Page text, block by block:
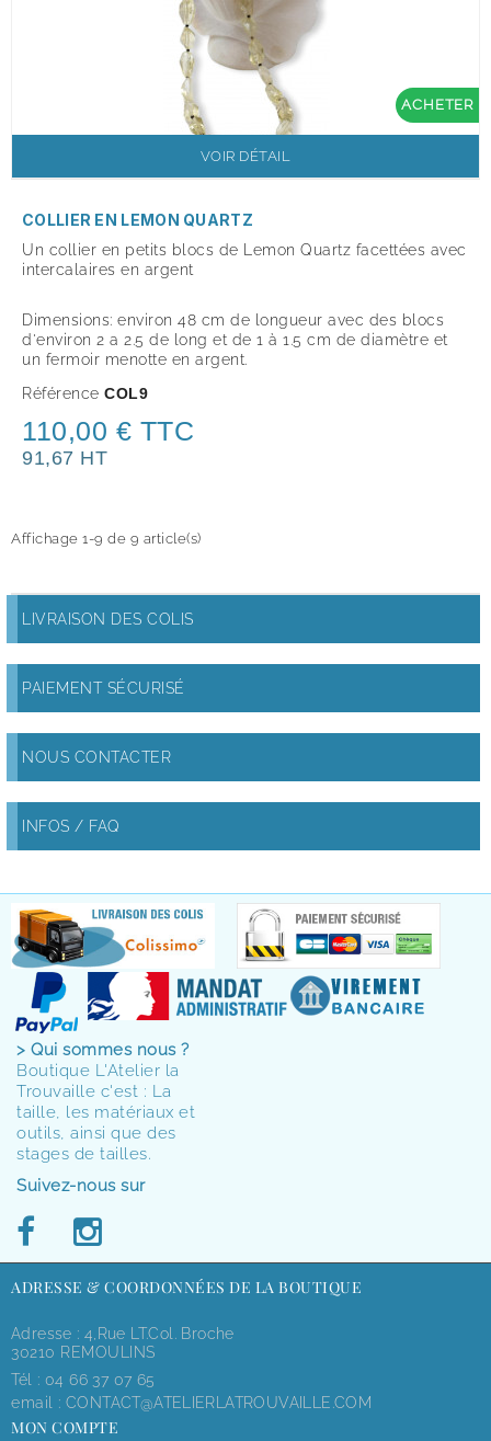
ACHETER
VOIR DÉTAIL
COLLIER EN LEMON QUARTZ
Un collier en petits blocs de Lemon Quartz facettées avec
intercalaires en argent
Dimensions: environ 48 cm de longueur avec des b locs
d'environ 2 a 2.5 de long et de 1 à 1.5 cm de diamètre et
un fermoir menotte en argent.
Référence COL9
110,00 € TTC
91,67 HT
Affichage 1-9 de 9 article(s)
LIVRAISON DES COLIS
PAIEMENT SÉCURISÉ
NOUS CONTACTER
INFOS / FAQ
> Qui sommes nous ?
Boutique L'Atelier la
Trouvaille c'est : La
taille, les matériaux et
outils, ainsi que des
stages de tailles.
Suivez-nous sur
ADRESSE & COORDONNÉES DE LA BOUTIQUE
Adresse : 4,rue LT.Col. Broche
30210 REMOULINS
Tél : 04 66 37 07 65
email : CONTACT@ATELIERLATROUVAILLE.COM
MON COMPTE